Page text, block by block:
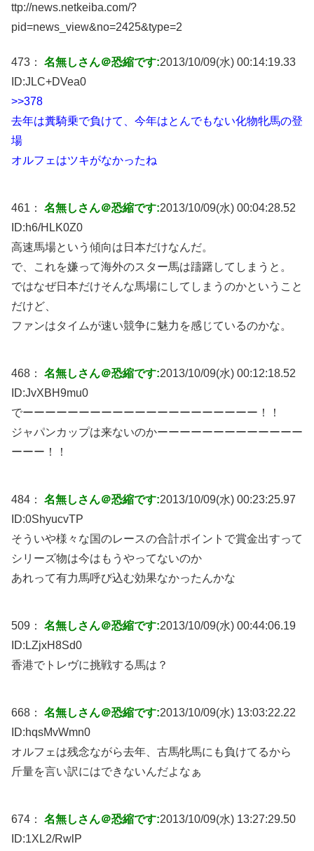
ttp://news.netkeiba.com/?
pid=news_view&no=2425&type=2
473： 名無しさん＠恐縮です:2013/10/09(水) 00:14:19.33
ID:JLC+DVea0
>>378
去年は糞騎乗で負けて、今年はとんでもない化物牝馬の登
場
オルフェはツキがなかったね
461： 名無しさん＠恐縮です:2013/10/09(水) 00:04:28.52
ID:h6/HLK0Z0
高速馬場という傾向は日本だけなんだ。
で、これを嫌って海外のスター馬は躊躇してしまうと。
ではなぜ日本だけそんな馬場にしてしまうのかということ
だけど、
ファンはタイムが速い競争に魅力を感じているのかな。
468： 名無しさん＠恐縮です:2013/10/09(水) 00:12:18.52
ID:JvXBH9mu0
でーーーーーーーーーーーーーーーーーーーーー！！
ジャパンカップは来ないのかーーーーーーーーーーーーー
ーーー！！
484： 名無しさん＠恐縮です:2013/10/09(水) 00:23:25.97
ID:0ShyucvTP
そういや様々な国のレースの合計ポイントで賞金出すって
シリーズ物は今はもうやってないのか
あれって有力馬呼び込む効果なかったんかな
509： 名無しさん＠恐縮です:2013/10/09(水) 00:44:06.19
ID: LZjxH8Sd0
香港でトレヴに挑戦する馬は？
668： 名無しさん＠恐縮です:2013/10/09(水) 13:03:22.22
ID:hqsMvWmn0
オルフェは残念ながら去年、古馬牝馬にも負けてるから
斤量を言い訳にはできないんだよなぁ
674： 名無しさん＠恐縮です:2013/10/09(水) 13:27:29.50
ID:1XL2/RwlP